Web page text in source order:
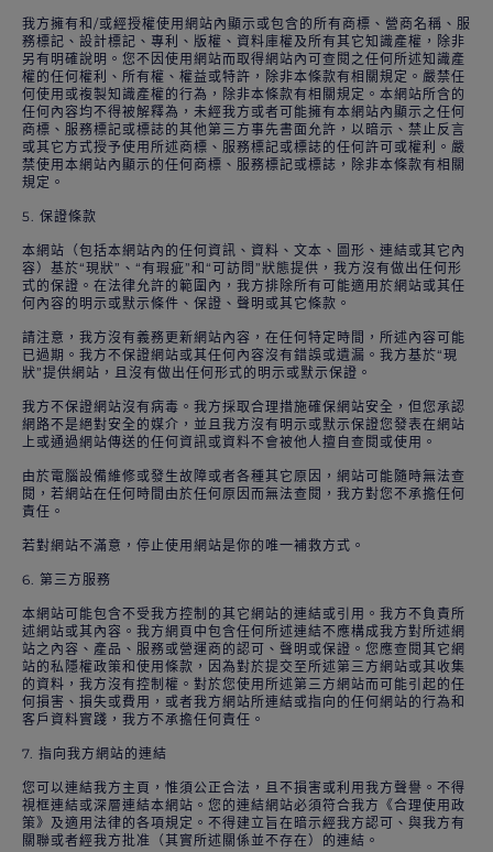
我方擁有和/或經授權使用網站內顯示或包含的所有商標、營商名稱、服
務標記、設計標記、專利、版權、資料庫權及所有其它知識產權，除非
另有明確說明。您不因使用網站而取得網站內可查閱之任何所述知識產
權的任何權利、所有權、權益或特許，除非本條款有相關規定。嚴禁任
何使用或複製知識產權的行為，除非本條款有相關規定。本網站所含的
任何內容均不得被解釋為，未經我方或者可能擁有本網站內顯示之任何
商標、服務標記或標誌的其他第三方事先書面允許，以暗示、禁止反言
或其它方式授予使用所述商標、服務標記或標誌的任何許可或權利。嚴
禁使用本網站內顯示的任何商標、服務標記或標誌，除非本條款有相關
規定。
5. 保證條款
本網站（包括本網站內的任何資訊、資料、文本、圖形、連結或其它內
容）基於“現狀”、“有瑕疵”和“可訪問”狀態提供，我方沒有做出任何形
式的保證。在法律允許的範圍內，我方排除所有可能適用於網站或其任
何內容的明示或默示條件、保證、聲明或其它條款。
請注意，我方沒有義務更新網站內容，在任何特定時間，所述內容可能
已過期。我方不保證網站或其任何內容沒有錯誤或遺漏。我方基於“現
狀”提供網站，且沒有做出任何形式的明示或默示保證。
我方不保證網站沒有病毒。我方採取合理措施確保網站安全，但您承認
網路不是絕對安全的媒介，並且我方沒有明示或默示保證您發表在網站
上或通過網站傳送的任何資訊或資料不會被他人擅自查閱或使用。
由於電腦設備維修或發生故障或者各種其它原因，網站可能隨時無法查
閱，若網站在任何時間由於任何原因而無法查閱，我方對您不承擔任何
責任。
若對網站不滿意，停止使用網站是你的唯一補救方式。
6. 第三方服務
本網站可能包含不受我方控制的其它網站的連結或引用。我方不負責所
述網站或其內容。我方網頁中包含任何所述連結不應構成我方對所述網
站之內容、產品、服務或營運商的認可、聲明或保證。您應查閱其它網
站的私隱權政策和使用條款，因為對於提交至所述第三方網站或其收集
的資料，我方沒有控制權。對於您使用所述第三方網站而可能引起的任
何損害、損失或費用，或者我方網站所連結或指向的任何網站的行為和
客戶資料實踐，我方不承擔任何責任。
7. 指向我方網站的連結
您可以連結我方主頁，惟須公正合法，且不損害或利用我方聲譽。不得
視框連結或深層連結本網站。您的連結網站必須符合我方《合理使用政
策》及適用法律的各項規定。不得建立旨在暗示經我方認可、與我方有
關聯或者經我方批准（其實所述關係並不存在）的連結。